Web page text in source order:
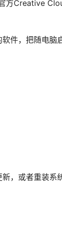
方Creative
件，把随电脑
，或者重装系